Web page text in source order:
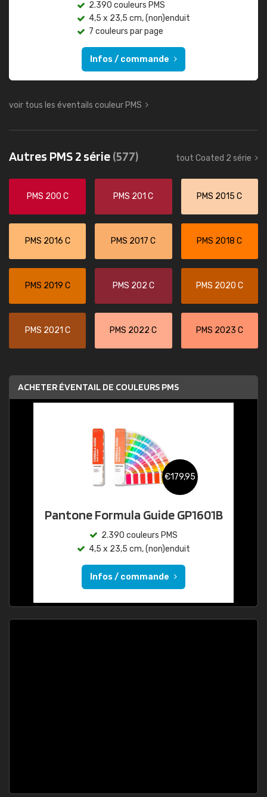
2.390 couleurs PMS
4,5 x 23,5 cm, (non)enduit
7 couleurs par page
Infos / commande
voir tous les éventails couleur PMS
Autres PMS 2 série(577) tout Coated 2 série
PMS 200 C PMS 201 C PMS 2015 C
PMS 2016 C PMS 2017 C PMS 2018 C
PMS 2019 C PMS 202 C PMS 2020 C
PMS 2021 C PMS 2022 C PMS 2023 C
ACHETER ÉVENTAIL DE COULEURS PMS
€179,95
Pantone Formula Guide GP1601B
2.390 couleurs PMS
4,5 x 23,5 cm, (non)enduit
Infos / commande